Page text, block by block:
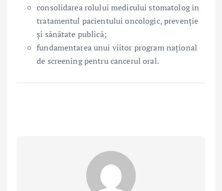
consolidarea rolului medicului stomatolog în
tratamentul pacientului oncologic, prevenție
și sănătate publică;
fundamentarea unui viitor program național
de screening pentru cancerul oral.